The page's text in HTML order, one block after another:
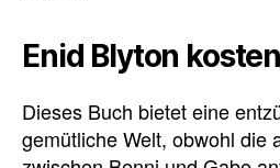
Enid Blyton
Dieses Buch bietet eine
gemütliche Welt, obwohl die